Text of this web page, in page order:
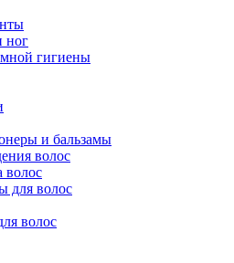
ног
гигиены
и бальзамы
волос
волос
для волос
волос